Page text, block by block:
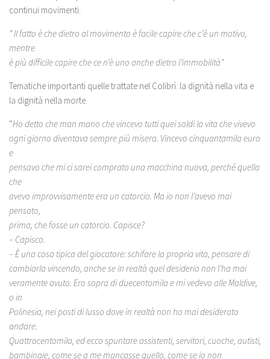
continui movimenti.
” Il fatto è che dietro al movimento è facile capire che c’è un motivo,
mentre
è più difficile capire che ce n’è uno anche dietro l’immobilità”
Tematiche importanti quelle trattate nel Colibrì: la dignità nella vita e
la dignità nella morte.
“Ho detto che man mano che vincevo tutti quei soldi la vita che vivevo
ogni giorno diventava sempre più misera. Vincevo cinquantamila euro
e
pensavo che mi ci sarei comprato una macchina nuova, perché quella
che
avevo improvvisamente era un catorcio. Ma io non l’avevo mai
pensato,
prima, che fosse un catorcio. Capisce?
– Capisco.
– È una cosa tipica del giocatore: schifare la propria vita, pensare di
cambiarla vincendo, anche se in realtà quel desiderio non l’ha mai
veramente avuto. Ero sopra di duecentomila e mi vedevo alle Maldive,
o in
Polinesia, nei posti di lusso dove in realtà non ho mai desiderato
andare.
Quattrocentomila, ed ecco spuntare assistenti, servitori, cuoche, autisti,
bambinaie, come se a me mancasse quello, come se io non